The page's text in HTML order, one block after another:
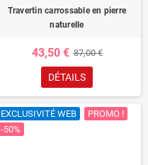
Travertin carrossable en pierre
naturelle
43,50 € 87,00 €
DÉTAILS
EXCLUSIVITÉ WEB
PROMO !
-50%